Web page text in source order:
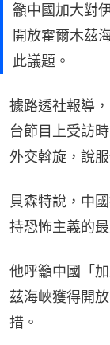
籲中國加大對
開放霍爾木茲
此議題。
據路透社報導
台節目上受訪
外交斡旋，說
貝森特說，中
持恐怖主義的
他呼籲中國「
茲海峽獲得開
措。